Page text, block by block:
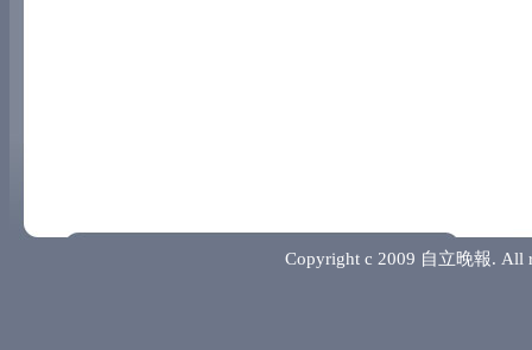
Copyright c 2009 自立晚報. All